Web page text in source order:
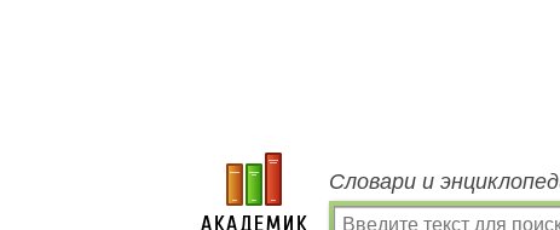
Словари и